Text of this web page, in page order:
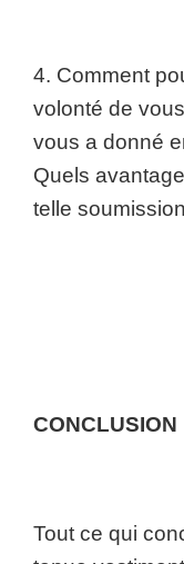
4. Comment
volonté de
vous a donné
Quels
telle
CONCLUSION
Tout ce qui